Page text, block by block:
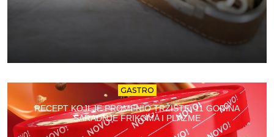
GASTRO
RECEPT KOJI JE PROMENIO TRŽIŠTE: 11 GODINA
SARADNJE FRIKOMA I PLAZME